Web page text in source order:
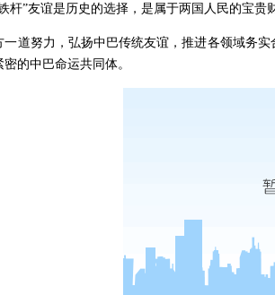
杆”友谊是历史的选择，是属于两国人民的宝
一道努力，弘扬中巴传统友谊，推进各领域务
的中巴命运共同体。